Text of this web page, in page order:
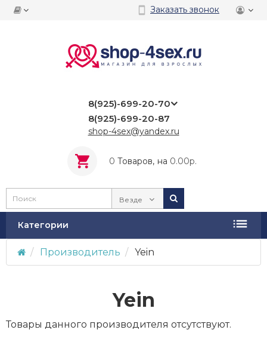
Заказать звонок
8(925)-699-20-70
8(925)-699-20-87
shop-4sex@yandex.ru
0 Tоваров, на 0.00р.
Везде
Категории
Производитель Yein
Yein
Товары данного производителя отсутствуют.